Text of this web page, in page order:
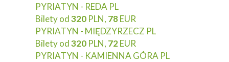
PYRIATYN - REDA PL
Bilety od320 PLN, 78EUR
PYRIATYN - MIĘDZYRZECZ PL
Bilety od320 PLN, 72EUR
PYRIATYN - KAMIENNA GÓRA PL